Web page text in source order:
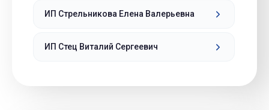
ИП Стрельникова Елена Валерьевна
ИП Стец Виталий Сергеевич